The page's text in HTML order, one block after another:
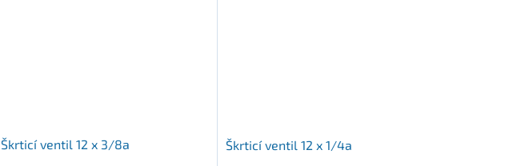
Škrticí ventil 12 x 3/8a Škrticí ventil 12 x 1/4a